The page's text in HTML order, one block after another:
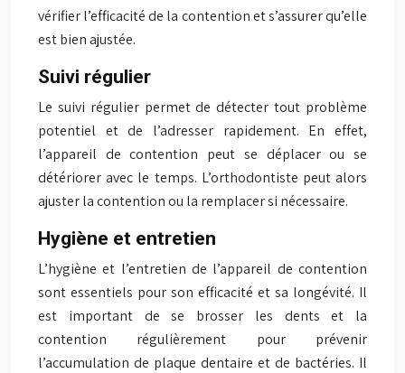
vérifier l’efficacité de la contention et s’assurer qu’elle
est bien ajustée.
Suivi régulier
Le suivi régulier permet de détecter tout problème
potentiel et de l’adresser rapidement. En effet,
l’appareil de contention peut se déplacer ou se
détériorer avec le temps. L’orthodontiste peut alors
ajuster la contention ou la remplacer si nécessaire.
Hygiène et entretien
L’hygiène et l’entretien de l’appareil de contention
sont essentiels pour son efficacité et sa longévité. Il
est important de se brosser les dents et la
contention régulièrement pour prévenir
l’accumulation de plaque dentaire et de bactéries. Il